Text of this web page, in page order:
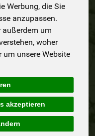
Werbung, die Sie
anzupassen.
außerdem um
woher
um unsere Website
akzeptieren